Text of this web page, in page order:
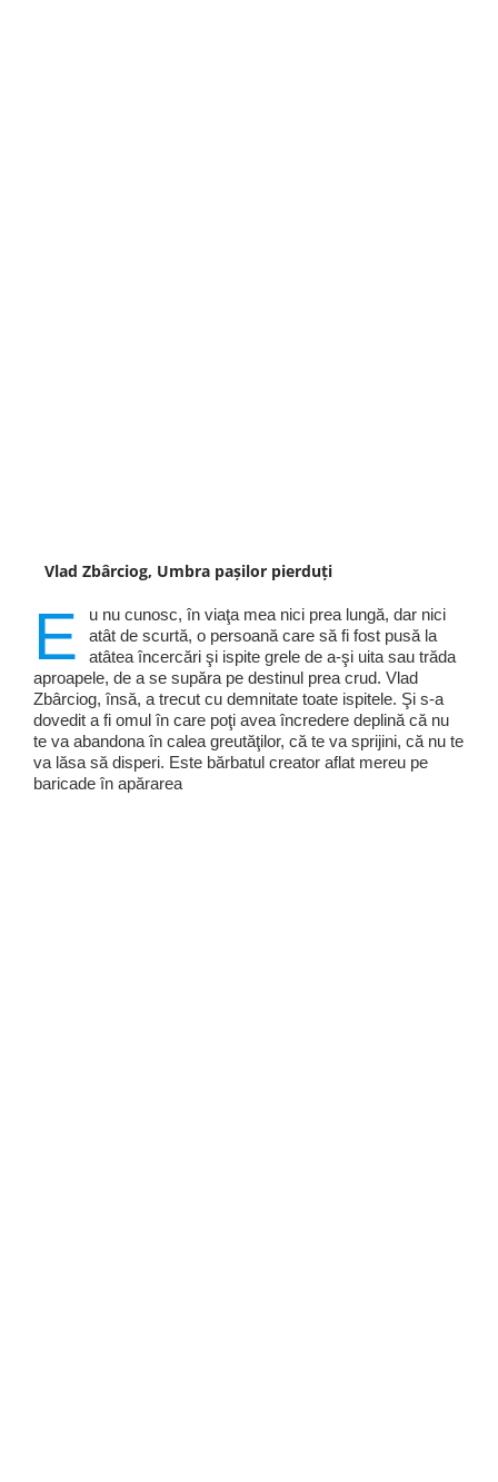
Vlad Zbârciog, Umbra pașilor pierduți
E
u nu cunosc, în viaţa mea nici prea lungă, dar nici
atât de scurtă, o persoană care să fi fost pusă la
atâtea încercări şi ispite grele de a-şi uita sau trăda
aproapele, de a se supăra pe destinul prea crud. Vlad
Zbârciog, însă, a trecut cu demnitate toate ispitele. Şi s-a
dovedit a fi omul în care poţi avea încredere deplină că nu
te va abandona în calea greutăţilor, că te va sprijini, că nu te
va lăsa să disperi. Este bărbatul creator aflat mereu pe
baricade în apărarea